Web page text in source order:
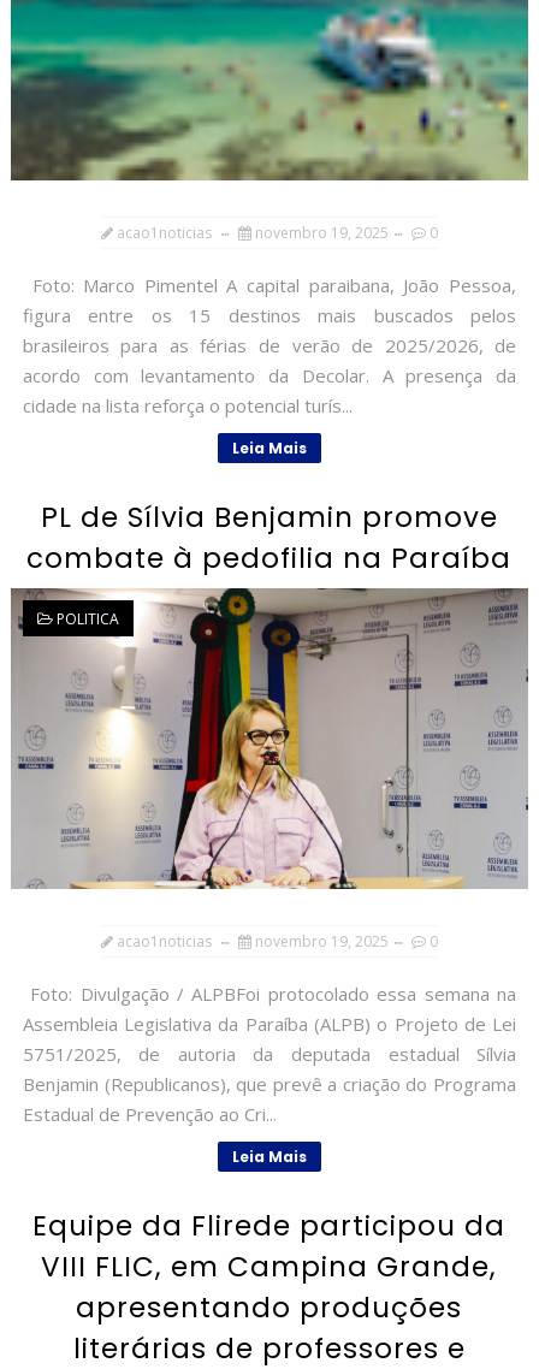
acao1noticias novembro 19, 2025 0
Foto: Marco Pimentel A capital paraibana, João Pessoa,
figura entre os 15 destinos mais buscados pelos
brasileiros para as férias de verão de 2025/2026, de
acordo com levantamento da Decolar. A presença da
cidade na lista reforça o potencial turís...
Leia Mais
PL de Sílvia Benjamin promove
combate à pedofilia na Paraíba
POLITICA
acao1noticias novembro 19, 2025 0
Foto: Divulgação / ALPBFoi protocolado essa semana na
Assembleia Legislativa da Paraíba (ALPB) o Projeto de Lei
5751/2025, de autoria da deputada estadual Sílvia
Benjamin (Republicanos), que prevê a criação do Programa
Estadual de Prevenção ao Cri...
Leia Mais
Equipe da Flirede participou da
VIII FLIC, em Campina Grande,
apresentando produções
literárias de professores e